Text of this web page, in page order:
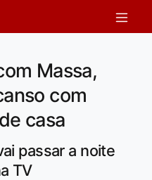
Massa,
com
casa
passar a noite
TV